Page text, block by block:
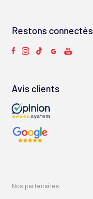
Restons connectés
Avis clients
nos partenaires